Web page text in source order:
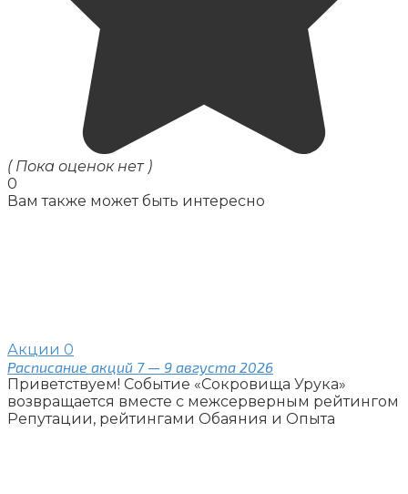
( Пока оценок нет )
0
Вам также может быть интересно
Акции 0
Расписание акций 7 — 9 августа 2026
Приветствуем! Событие «Сокровища Урука»
возвращается вместе с межсерверным рейтингом
Репутации, рейтингами Обаяния и Опыта